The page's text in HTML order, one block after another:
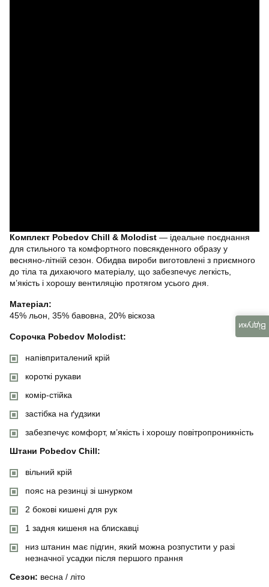
Комплект Pobedov Chill & Molodist — ідеальне поєднання
для стильного та комфортного повсякденного образу у
весняно-літній сезон. Обидва вироби виготовлені з приємного
до тіла та дихаючого матеріалу, що забезпечує легкість,
м’якість і хорошу вентиляцію протягом усього дня.
Матеріал:
45% льон, 35% бавовна, 20% віскоза
Сорочка Pobedov Molodist:
напівприталений крій
короткі рукави
комір-стійка
застібка на ґудзики
забезпечує комфорт, м’якість і хорошу повітропроникність
Штани Pobedov Chill:
вільний крій
пояс на резинці зі шнурком
2 бокові кишені для рук
1 задня кишеня на блискавці
низ штанин має підгин, який можна розпустити у разі
незначної усадки після першого прання
Сезон: весна / літо
Відгуки